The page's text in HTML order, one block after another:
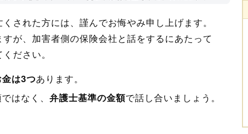
執筆者プロフィール
された方には、謹んでお悔やみ申し上げます。
が、加害者側の保険会社と話をするにあたって
ださい。
は3つあります。
はなく、 弁護士基準の金額で話し合いましょう。